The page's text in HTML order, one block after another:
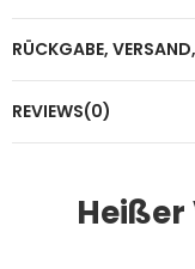
RÜCKGABE,
REVIEWS(0)